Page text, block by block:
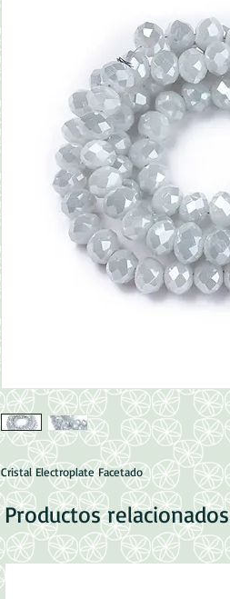
Cristal Electroplate Facetado
Productos relacionados